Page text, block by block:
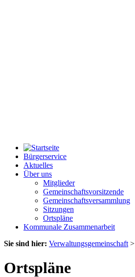
Bürgerservice
Aktuelles
Über uns
Mitglieder
Gemeinschaftsvorsitzende
Gemeinschaftsversammlung
Sitzungen
Ortspläne
Kommunale Zusammenarbeit
Sie sind hier: Verwaltungsgemeinschaft >
Ortspläne